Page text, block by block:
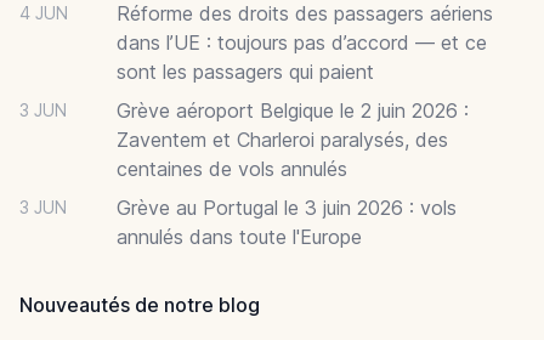
4 JUN
Réforme des droits des passagers aériens
dans l’UE : toujours pas d’accord — et ce
sont les passagers qui paient
3 JUN
Grève aéroport Belgique le 2 juin 2026 :
Zaventem et Charleroi paralysés, des
centaines de vols annulés
3 JUN
Grève au Portugal le 3 juin 2026 : vols
annulés dans toute l'Europe
Nouveautés de notre blog